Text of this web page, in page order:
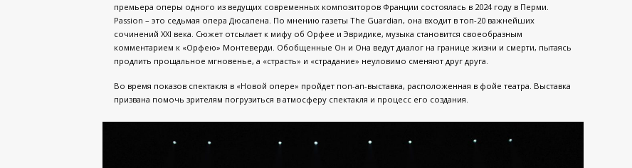
премьера оперы одного из ведущих современных композиторов Франции состоялась в 2024 году в Перми.
Passion – это седьмая опера Дюсапена. По мнению газеты The Guardian, она входит в топ-20 важнейших
сочинений XXI века. Сюжет отсылает к мифу об Орфее и Эвридике, музыка становится своеобразным
комментарием к «Орфею» Монтеверди. Обобщенные Он и Она ведут диалог на границе жизни и смерти, пытаясь
продлить прощальное мгновенье, а «страсть» и «страдание» неуловимо сменяют друг друга.
Во время показов спектакля в «Новой опере» пройдет поп-ап-выставка, расположенная в фойе театра. Выставка
призвана помочь зрителям погрузиться в атмосферу спектакля и процесс его создания.